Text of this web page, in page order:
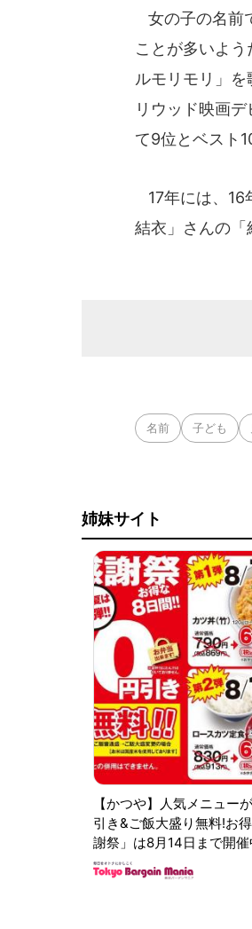
女の子の名前
ことが多いよ
ルモリモリ」
リウッド映画
て9位とベスト
17年には、16
結衣」さんの「
名前 子ども
姉妹サイト
【かつや】人気メニュー
引き&ご飯大盛り無料!お
謝祭」は8月14日まで開催